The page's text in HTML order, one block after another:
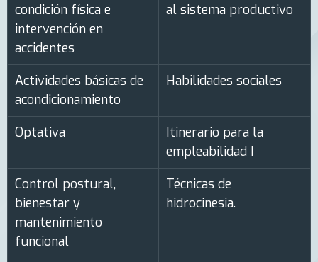
condición física e
intervención en
accidentes
al sistema productivo
Actividades básicas de
acondicionamiento
Habilidades sociales
Optativa
Itinerario para la
empleabilidad I
Control postural,
bienestar y
mantenimiento
funcional
Técnicas de
hidrocinesia.